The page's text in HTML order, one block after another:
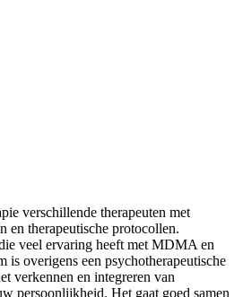
verschillende therapeuten met
en therapeutische protocollen.
veel ervaring heeft met MDMA en
is overigens een psychotherapeutische
verkennen en integreren van
persoonlijkheid. Het gaat goed samen